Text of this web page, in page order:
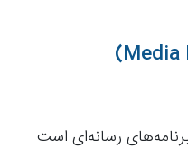
رسانه‌ای است